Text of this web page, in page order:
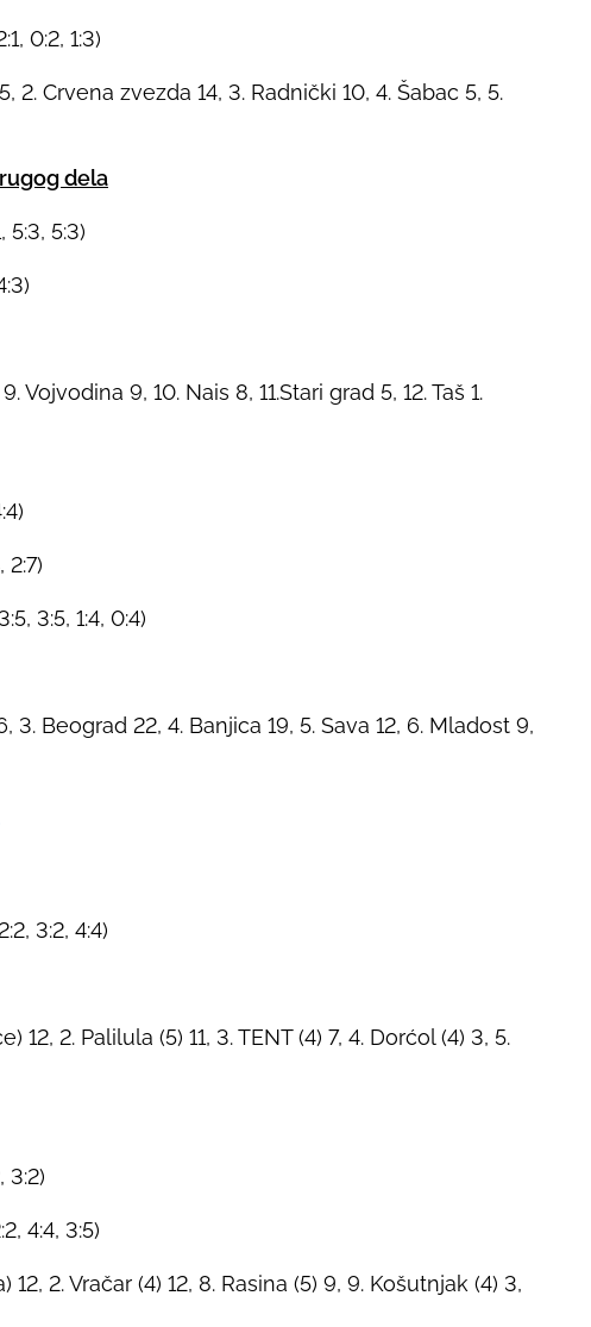
0:2, 1:3)
2. Crvena zvezda 14, 3. Radnički 10, 4. Šabac 5, 5.
dela
5:3, 5:3)
Vojvodina 9, 10. Nais 8, 11.Stari grad 5, 12. Taš 1.
2:7)
3:5, 1:4, 0:4)
3. Beograd 22, 4. Banjica 19, 5. Sava 12, 6. Mladost 9,
3:2, 4:4)
2. Palilula (5) 11, 3. TENT (4) 7, 4. Dorćol (4) 3, 5.
3:2)
4:4, 3:5)
2. Vračar (4) 12, 8. Rasina (5) 9, 9. Košutnjak (4) 3,